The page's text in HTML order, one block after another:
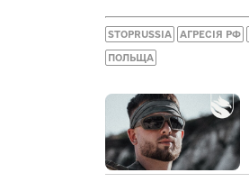
STOPRUSSIA АГРЕСІЯ РФ
ПОЛЬЩА